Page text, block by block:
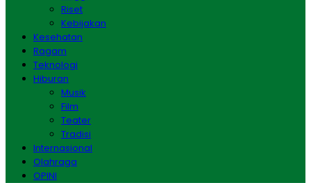
Riset
Kebijakan
Kesehatan
Ragam
Teknologi
Hiburan
Musik
Film
Teater
Tradisi
Internasional
Olahraga
OPINI